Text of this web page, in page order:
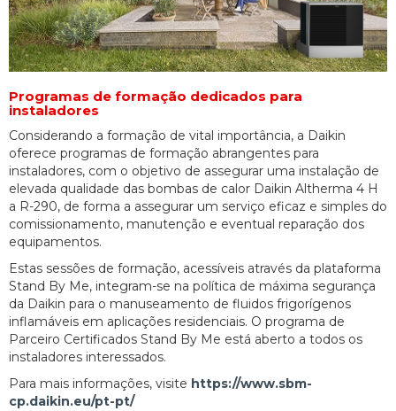
Programas de formação dedicados para
instaladores
Considerando a formação de vital importância, a Daikin
oferece programas de formação abrangentes para
instaladores, com o objetivo de assegurar uma instalação de
elevada qualidade das bombas de calor Daikin Altherma 4 H
a R-290, de forma a assegurar um serviço eficaz e simples do
comissionamento, manutenção e eventual reparação dos
equipamentos.
Estas sessões de formação, acessíveis através da plataforma
Stand By Me, integram-se na política de máxima segurança
da Daikin para o manuseamento de fluidos frigorígenos
inflamáveis em aplicações residenciais. O programa de
Parceiro Certificados Stand By Me está aberto a todos os
instaladores interessados.
Para mais informações, visite https://www.sbm-
cp.daikin.eu/pt-pt/